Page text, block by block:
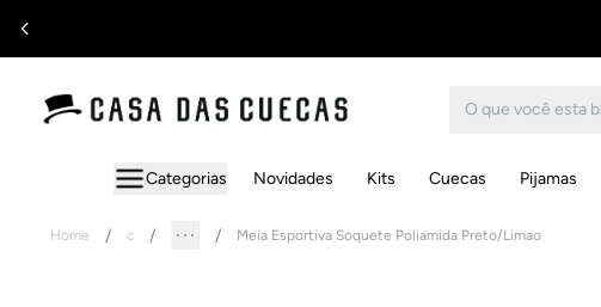
Categorias Novidades Kits Cuecas Pijamas
Home c Meia Esportiva Soquete Poliamida Preto/Limao